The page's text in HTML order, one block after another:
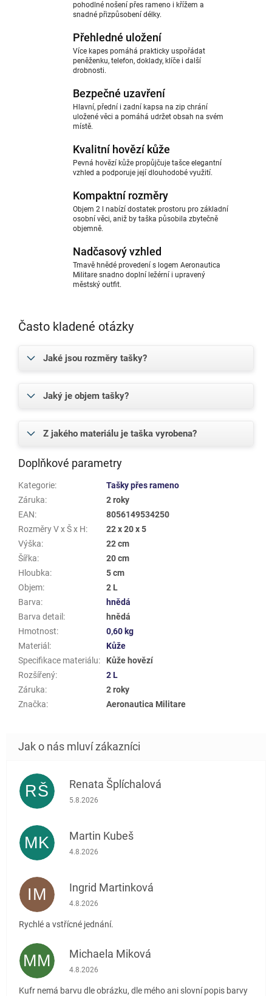
pohodlné nošení přes rameno i křížem a
snadné přizpůsobení délky.
Přehledné uložení
Více kapes pomáhá prakticky uspořádat
peněženku, telefon, doklady, klíče i další
drobnosti.
Bezpečné uzavření
Hlavní, přední i zadní kapsa na zip chrání
uložené věci a pomáhá udržet obsah na svém
místě.
Kvalitní hovězí kůže
Pevná hovězí kůže propůjčuje tašce elegantní
vzhled a podporuje její dlouhodobé využití.
Kompaktní rozměry
Objem 2 l nabízí dostatek prostoru pro základní
osobní věci, aniž by taška působila zbytečně
objemně.
Nadčasový vzhled
Tmavě hnědé provedení s logem Aeronautica
Militare snadno doplní ležérní i upravený
městský outfit.
Často kladené otázky
Jaké jsou rozměry tašky?
Jaký je objem tašky?
Z jakého materiálu je taška vyrobena?
Doplňkové parametry
Kategorie:
Tašky přes rameno
Záruka:
2 roky
EAN:
8056149534250
Rozměry V x Š x H:
22 x 20 x 5
Výška:
22 cm
Šířka:
20 cm
Hloubka:
5 cm
Objem:
2 L
Barva:
hnědá
Barva detail :
hnědá
Hmotnost:
0,60 kg
Materiál :
Kůže
Specifikace materiálu:
Kůže hovězí
Rozšířený:
2 L
Záruka:
2 roky
Značka: Aeronautica Militare
RŠ Renata Šplíchalová
Hodnocení obchodu je 5 z 5 hvězdiček.
5.8.2026
MK Martin Kubeš
Hodnocení obchodu je 5 z 5 hvězdiček.
4.8.2026
IM Ingrid Martinková
Hodnocení obchodu je 5 z 5 hvězdiček.
4.8.2026
Rychlé a vstřícné jednání.
MM Michaela Miková
Hodnocení obchodu je 5 z 5 hvězdiček.
4.8.2026
Kufr nemá barvu dle obrázku, dle mého ani slovní popis barvy